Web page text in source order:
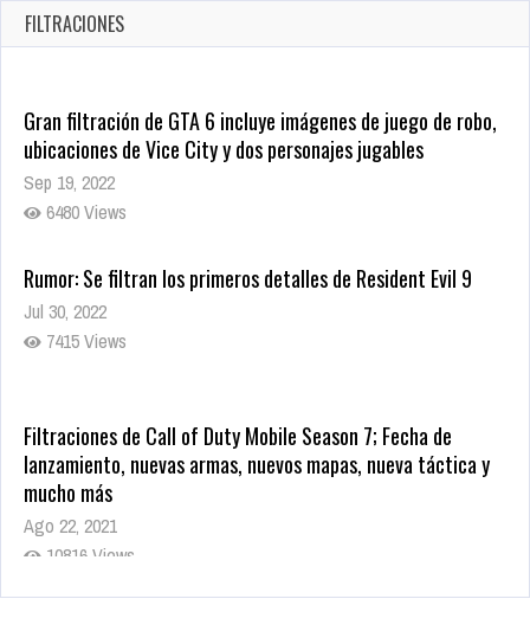
Oct 20, 2025
1377 Views
FILTRACIONES
Gran filtración de GTA 6 incluye imágenes de juego de robo,
ubicaciones de Vice City y dos personajes jugables
Sep 19, 2022
6480 Views
Rumor: Se filtran los primeros detalles de Resident Evil 9
Jul 30, 2022
7415 Views
Filtraciones de Call of Duty Mobile Season 7; Fecha de
lanzamiento, nuevas armas, nuevos mapas, nueva táctica y
mucho más
Ago 22, 2021
10816 Views
La configuración de Call of Duty 2021 aparentemente ya fue